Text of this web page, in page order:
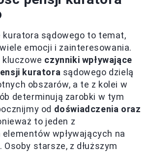
kuratora sądowego to temat,
emocji i zainteresowania.
kluczowe czynniki wpływające
kuratora sądowego dzielą
obszarów, a te z kolei w
determinują zarobki w tym
od doświadczenia oraz
to jeden z
wpływających na
Osoby starsze, z dłuższym